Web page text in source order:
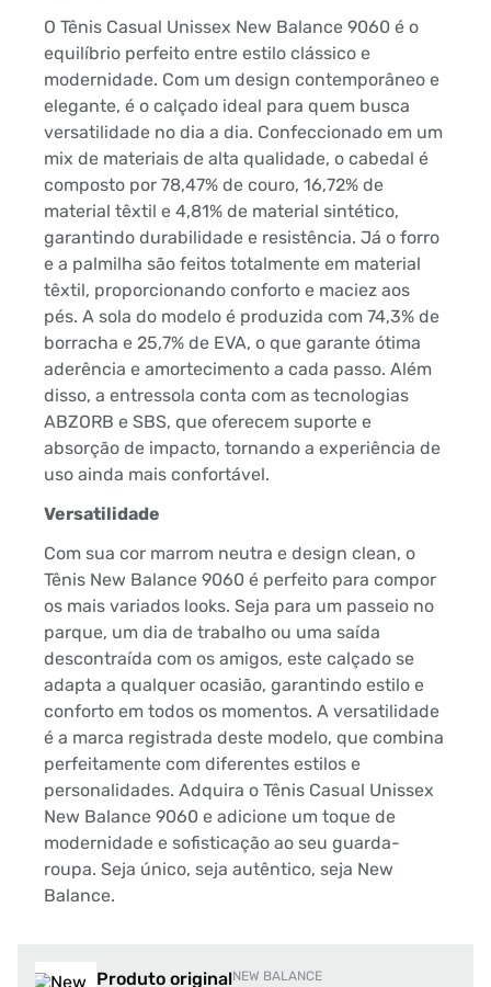
O Tênis Casual Unissex New Balance 9060 é o
equilíbrio perfeito entre estilo clássico e
modernidade. Com um design contemporâneo e
elegante, é o calçado ideal para quem busca
versatilidade no dia a dia. Confeccionado em um
mix de materiais de alta qualidade, o cabedal é
composto por 78,47% de couro, 16,72% de
material têxtil e 4,81% de material sintético,
garantindo durabilidade e resistência. Já o forro
e a palmilha são feitos totalmente em material
têxtil, proporcionando conforto e maciez aos
pés. A sola do modelo é produzida com 74,3% de
borracha e 25,7% de EVA, o que garante ótima
aderência e amortecimento a cada passo. Além
disso, a entressola conta com as tecnologias
ABZORB e SBS, que oferecem suporte e
absorção de impacto, tornando a experiência de
uso ainda mais confortável.
Versatilidade
Com sua cor marrom neutra e design clean, o
Tênis New Balance 9060 é perfeito para compor
os mais variados looks. Seja para um passeio no
parque, um dia de trabalho ou uma saída
descontraída com os amigos, este calçado se
adapta a qualquer ocasião, garantindo estilo e
conforto em todos os momentos. A versatilidade
é a marca registrada deste modelo, que combina
perfeitamente com diferentes estilos e
personalidades. Adquira o Tênis Casual Unissex
New Balance 9060 e adicione um toque de
modernidade e sofisticação ao seu guarda-
roupa. Seja único, seja autêntico, seja New
Balance.
Produto originalNEW BALANCE